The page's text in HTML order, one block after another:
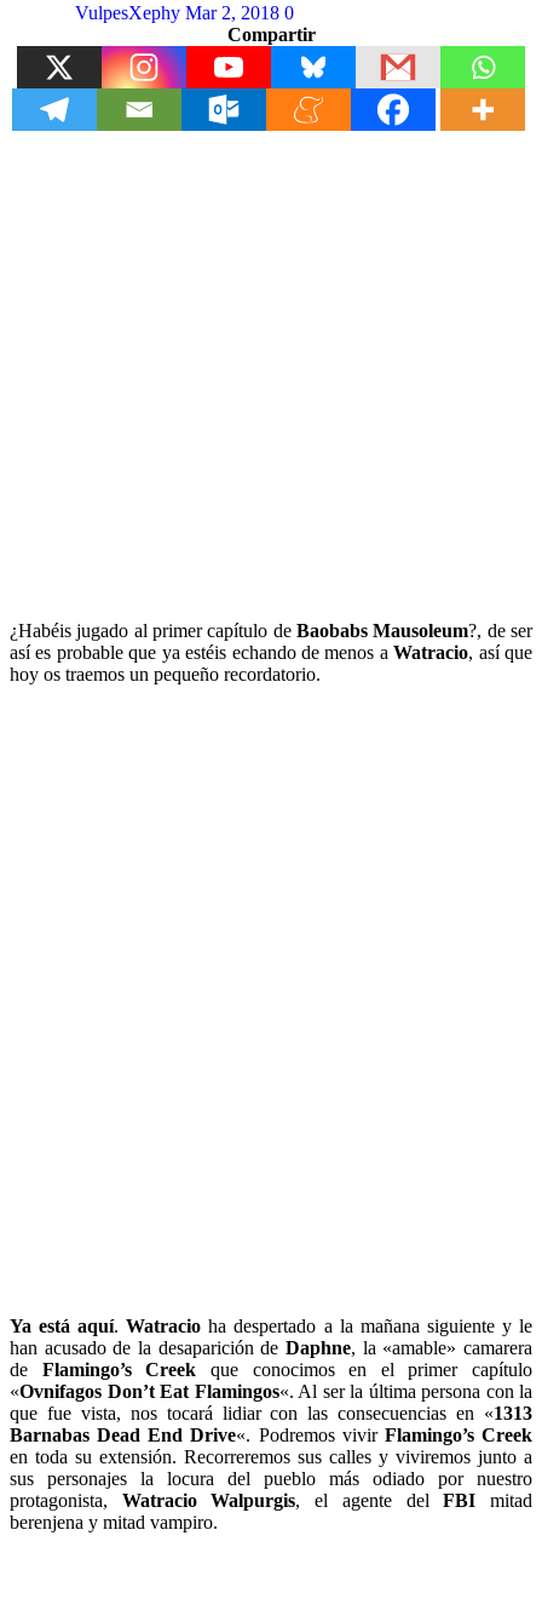
VulpesXephy Mar 2, 2018 0
Compartir
¿Habéis jugado al primer capítulo de Baobabs Mausoleum?, de ser
así es probable que ya estéis echando de menos aWatracio, así que
hoy os traemos un pequeño recordatorio.
Ya está aquí.Watracio ha despertado a la mañana siguiente y le
han acusado de la desaparición de Daphne, la «amable» camarera
de Flamingo’s Creek que conocimos en el primer capítulo
«Ovnifagos Don’t Eat Flamingos«. Al ser la última persona con la
que fue vista, nos tocará lidiar con las consecuencias en «1313
Barnabas Dead End Drive«. Podremos vivir Flamingo’s Creek
en toda su extensión. Recorreremos sus calles y viviremos junto a
sus personajes la locura del pueblo más odiado por nuestro
protagonista, Watracio Walpurgis, el agente delFBI mitad
berenjena y mitad vampiro.